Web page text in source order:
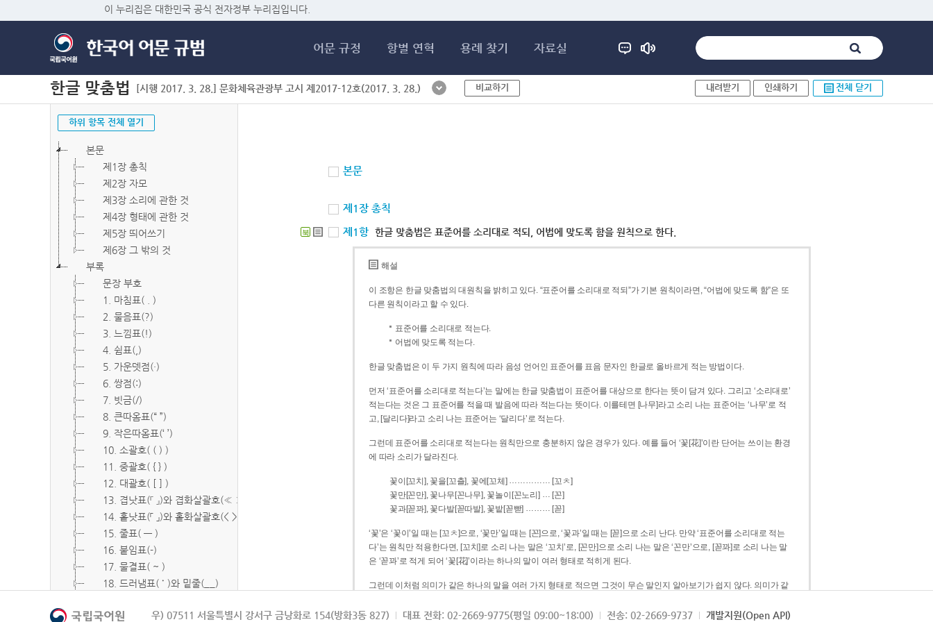
이 누리집은 대한민국 공식 전자정부 누리집입니다.
어문 규정 항별 연혁 용례 찾기 자료실
한글 맞춤법 [시행 2017. 3. 28.] 문화체육관광부 고시 제2017-12호(2017. 3. 28.) 비교하기 내려받기 인쇄하기 전체 닫기
하위 항목 전체 열기
본문
제1장 총칙
제2장 자모
제3장 소리에 관한 것
제4장 형태에 관한 것
제5장 띄어쓰기
제6장 그 밖의 것
부록
문장 부호
1. 마침표( . )
2. 물음표(?)
3. 느낌표(!)
4. 쉼표(,)
5. 가운뎃점(·)
6. 쌍점(:)
7. 빗금(/)
8. 큰따옴표(“ ”)
9. 작은따옴표(‘ ’)
10. 소괄호( ( ) )
11. 중괄호( { } )
12. 대괄호( [ ] )
13. 겹낫표(『 』)와 겹화살괄호(≪ ≫)
14. 홑낫표(「 」)와 홑화살괄호(< >)
15. 줄표( ― )
16. 붙임표(-)
17. 물결표( ~ )
18. 드러냄표( ˙ )와 밑줄(__)
20. 빠짐표( □ )
본문
제1장 총칙
북 제1항 한글 맞춤법은 표준어를 소리대로 적되, 어법에 맞도록 함을 원칙으로 한다.
해설
이 조항은 한글 맞춤법의 대원칙을 밝히고 있다. “표준어를 소리대로 적되”가 기본 원칙이라면, “어법에 맞도록 함”은 또
다른 원칙이라고 할 수 있다.
표준어를 소리대로 적는다.
어법에 맞도록 적는다.
한글 맞춤법은 이 두 가지 원칙에 따라 음성 언어인 표준어를 표음 문자인 한글로 올바르게 적는 방법이다.
먼저 ‘표준어를 소리대로 적는다’는 말에는 한글 맞춤법이 표준어를 대상으로 한다는 뜻이 담겨 있다. 그리고 ‘소리대로’
적는다는 것은 그 표준어를 적을 때 발음에 따라 적는다는 뜻이다. 이를테면 [나무]라고 소리 나는 표준어는 ‘나무’로 적
고, [달리다]라고 소리 나는 표준어는 ‘달리다’로 적는다.
그런데 표준어를 소리대로 적는다는 원칙만으로 충분하지 않은 경우가 있다. 예를 들어 ‘꽃[花]’이란 단어는 쓰이는 환경
에 따라 소리가 달라진다.
꽃이[꼬치], 꽃을[꼬츨], 꽃에[꼬체] …………… [꼬ㅊ]
꽃만[꼰만], 꽃나무[꼰나무], 꽃놀이[꼰노리] … [꼰]
꽃과[꼳꽈], 꽃다발[꼳따발], 꽃밭[꼳빧] ……… [꼳]
‘꽃’은 ‘꽃이’일 때는 [꼬ㅊ]으로, ‘꽃만’일 때는 [꼰]으로, ‘꽃과’일 때는 [꼳]으로 소리 난다. 만약 ‘표준어를 소리대로 적는
다’는 원칙만 적용한다면, [꼬치]로 소리 나는 말은 ‘꼬치’로, [꼰만]으로 소리 나는 말은 ‘꼰만’으로, [꼳꽈]로 소리 나는 말
은 ‘꼳꽈’로 적게 되어 ‘꽃[花]’이라는 하나의 말이 여러 형태로 적히게 된다.
그런데 이처럼 의미가 같은 하나의 말을 여러 가지 형태로 적으면 그것이 무슨 말인지 알아보기가 쉽지 않다. 의미가 같
되게 적는 것이 의미를 파악하는 데 효과적이다.
우) 07511 서울특별시 강서구 금낭화로 154(방화3동 827) 대표 전화: 02-2669-9775(평일 09:00~18:00) 전송: 02-2669-9737 개발지원(Open API)